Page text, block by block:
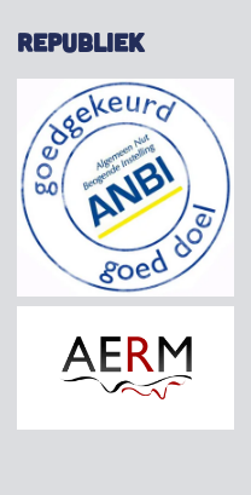
REPUBLIEK